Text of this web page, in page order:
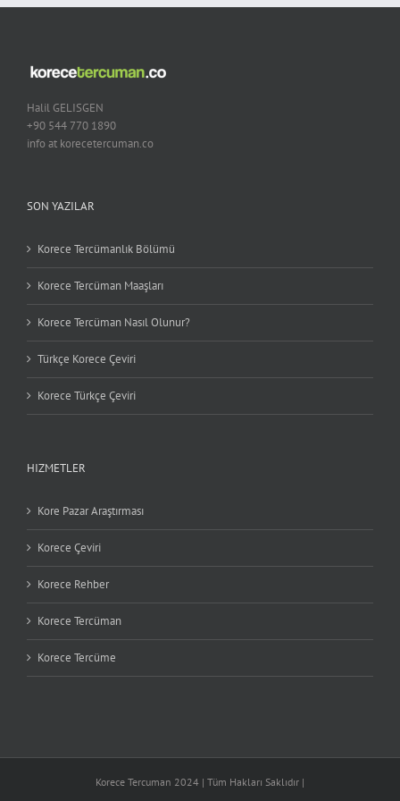
Halil GELISGEN
+90 544 770 1890
info at korecetercuman.co
SON YAZILAR
Korece Tercümanlık Bölümü
Korece Tercüman Maaşları
Korece Tercüman Nasıl Olunur?
Türkçe Korece Çeviri
Korece Türkçe Çeviri
HIZMETLER
Kore Pazar Araştırması
Korece Çeviri
Korece Rehber
Korece Tercüman
Korece Tercüme
Korece Tercuman 2024 | Tüm Hakları Saklıdır |